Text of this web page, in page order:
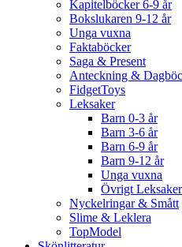
Kapitelböcker 6-9 år
Bokslukaren 9-12 år
Unga vuxna
Faktaböcker
Saga & Present
Anteckning &
FidgetToys
Leksaker
Barn 0-3 år
Barn 3-6 år
Barn 6-9 år
Barn 9-12 år
Unga vuxna
Övrigt Leksaker
Nyckelringar & Smått
Slime & Leklera
TopModel